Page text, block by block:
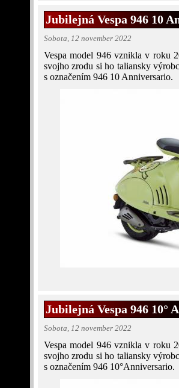
Jubilejná Vespa 946 10
Sobota, 12 november 2022
Vespa model 946 vznikla v roku
svojho zrodu si ho taliansky
s označením 946 10 Anniversario.
Jubilejná Vespa 946 10°
Sobota, 12 november 2022
Vespa model 946 vznikla v roku
svojho zrodu si ho taliansky
s označením 946 10°Anniversario.